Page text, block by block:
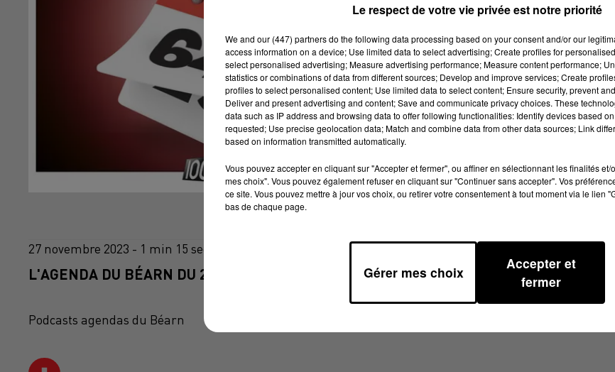
27 novembre 2023 - 1 min 15 sec
L'AGENDA DU BÉARN DU 27/11/2023 À 10H41
Podcasts agendas du Béarn
Le respect de votre vie privée est notre priorité
We and our (447) partnersdo the following data processing based on your consent and/or our
access information on a device; Use limited data to select advertising; Create profiles for
select personalised advertising; Measure advertising performance; Measure content performance;
statistics or combinations of data from different sources; Develop and improve services; Create
profiles to select personalised content; Use limited data to select content; Ensure security, prevent
Deliver and present advertising and content; Save and communicate privacy choices. These
data such as IP address and browsing data to offer following functionalities: Identify devices based
requested; Use precise geolocation data; Match and combine data from other data sources; Link
based on information transmitted automatically.
Vous pouvez accepter en cliquant sur "Accepter et fermer", ou affiner en sélectionnant les finalités
mes choix". Vous pouvez également refuser en cliquant sur "Continuer sans accepter". Vos
ce site. Vous pouvez mettre à jour vos choix, ou retirer votre consentement à tout moment via le lien
bas de chaque page.
Gérer mes choix
Accepter et
fermer